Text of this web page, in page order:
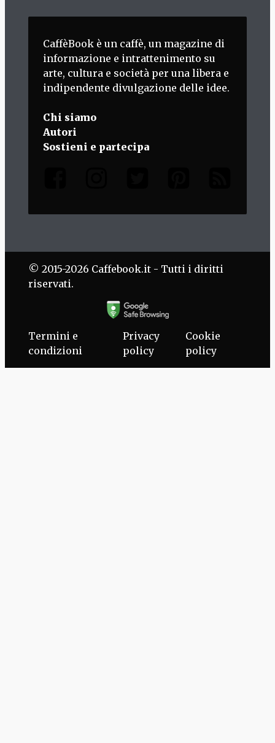
CaffèBook è un caffè, un magazine di
informazione e intrattenimento su
arte, cultura e società per una libera e
indipendente divulgazione delle idee.
Chi siamo
Autori
Sostieni e partecipa
© 2015-2026 Caffebook.it - Tutti i diritti
riservati.
Termini e
condizioni
Privacy
policy
Cookie
policy